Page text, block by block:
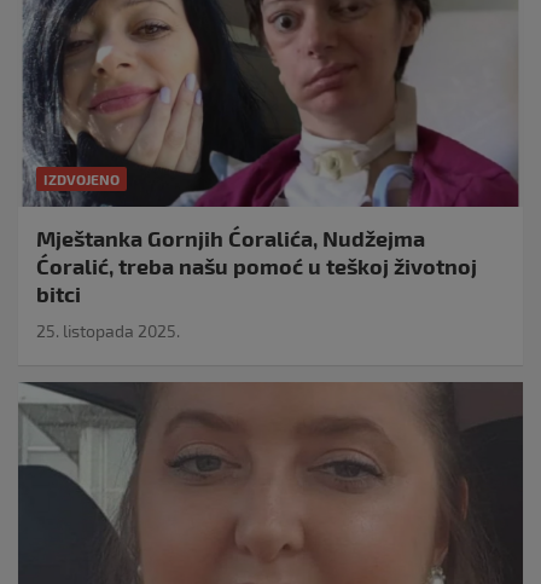
IZDVOJENO
Mještanka Gornjih Ćoralića, Nudžejma
Ćoralić, treba našu pomoć u teškoj životnoj
bitci
25. listopada 2025.